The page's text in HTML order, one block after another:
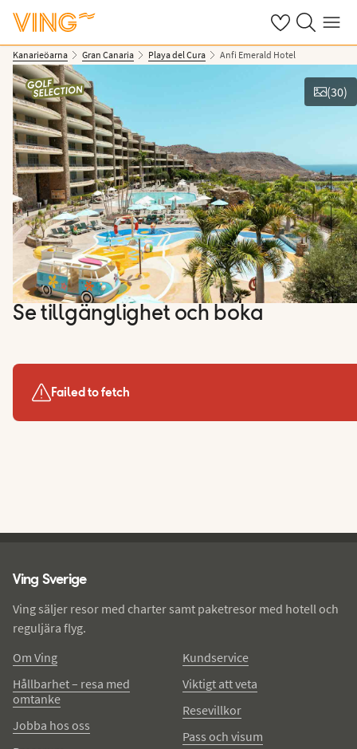
Se dinaSök på ving.se
Meny
Kanarieöarna Gran Canaria Playa del Cura Anfi Emerald Hotel
Se bilder
(30)
Se tillgänglighet och boka
Failed to fetch
Ving Sverige
Ving säljer resor med charter samt paketresor med hotell och
reguljära flyg.
Om Ving
Hållbarhet – resa med
omtanke
Jobba hos oss
Kundservice
Viktigt att veta
Resevillkor
Pass och visum